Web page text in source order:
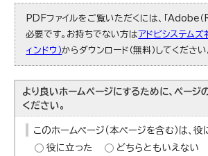
PDFファイルをご覧いただくには、「Adobe（R
必要です。お持ちでない方は アドビシステムズ
ィンドウ）からダウンロード（無料）してください
より良いホームページにするために、ペー
ください。
このホームページ（本ページを含む）は、
役に立った
どちらともいえない